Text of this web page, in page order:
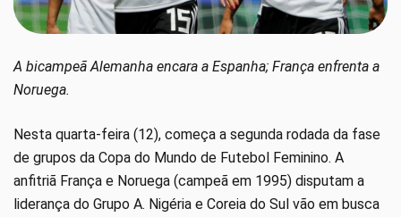
A bicampeã Alemanha encara a Espanha; França enfrenta a
Noruega.
Nesta quarta-feira (12), começa a segunda rodada da fase
de grupos da Copa do Mundo de Futebol Feminino. A
anfitriã França e Noruega (campeã em 1995) disputam a
liderança do Grupo A. Nigéria e Coreia do Sul vão em busca